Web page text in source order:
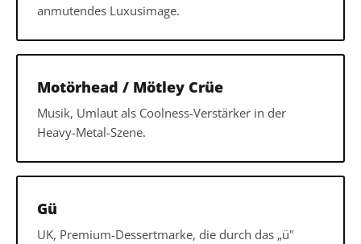
anmutendes Luxusimage.
Motörhead / Mötley Crüe
Musik, Umlaut als Coolness-Verstärker in der
Heavy-Metal-Szene.
Gü
UK, Premium-Dessertmarke, die durch das „ü"